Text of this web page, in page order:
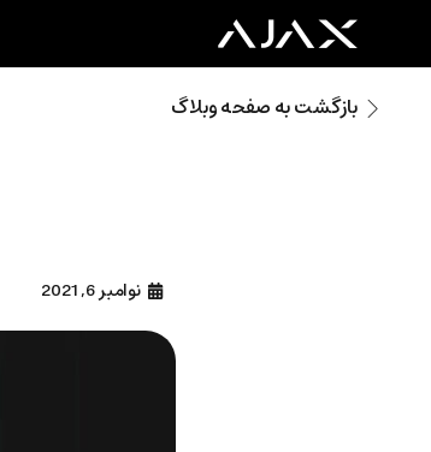
بازگشت به صفحه وبلاگ
نوامبر 6, 2021